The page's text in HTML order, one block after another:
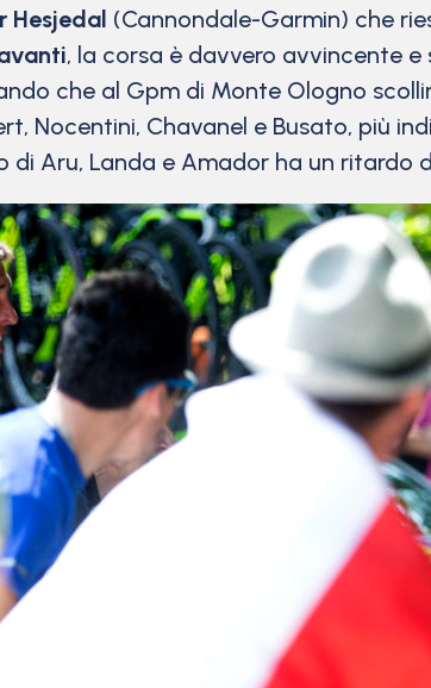
Hesjedal (Cannondale-Garmin) che
, la corsa è davvero avvincente
che al Gpm di Monte Ologno
Nocentini, Chavanel e Busato, più
di Aru, Landa e Amador ha un ritardo